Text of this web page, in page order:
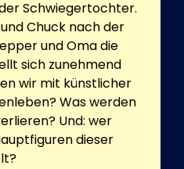
Schwiegertochter.
Chuck nach der
und Oma die
sich zunehmend
wir mit künstlicher
Was werden
Und: wer
dieser